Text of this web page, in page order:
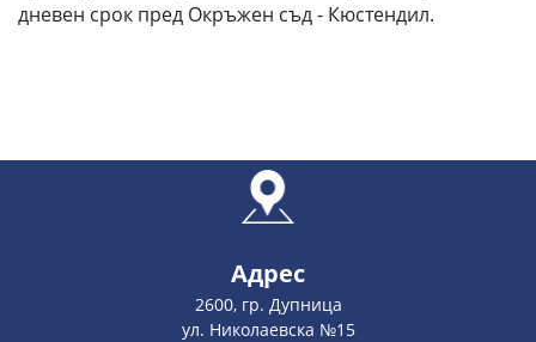
дневен срок пред Окръжен съд - Кюстендил.
Адрес
2600, гр. Дупница
ул. Николаевска №15